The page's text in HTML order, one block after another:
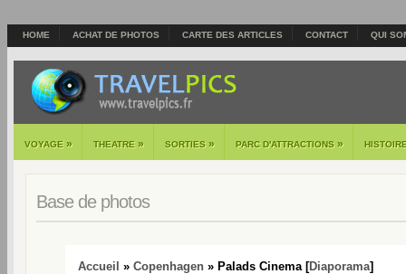
HOME ACHAT DE PHOTOS CARTE DES ARTICLES CONTACT QUI
VOYAGE » THEATRE » SORTIES » PARC D'ATTRACTIONS »
Base de photos
Accueil » Copenhagen » Palads Cinema [Diaporama]